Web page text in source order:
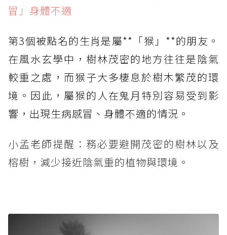
冒」身體不適
第3個被點名的生肖是屬**「猴」**的朋友。
在風水玄學中，樹林茂密的地方往往是陰氣
較重之處，而猴子大多棲息於樹木繁茂的環
境。因此，屬猴的人在鬼月特別容易受到影
響，出現生病感冒、身體不適的情況。
小孟老師提醒：務必要避開茂密的樹林以及
榕樹，減少接近陰氣重的植物與環境。